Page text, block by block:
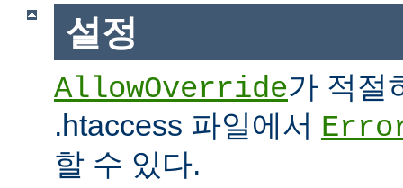
설정
AllowOverride가 적절
.htaccess 파일에서
할 수 있다.